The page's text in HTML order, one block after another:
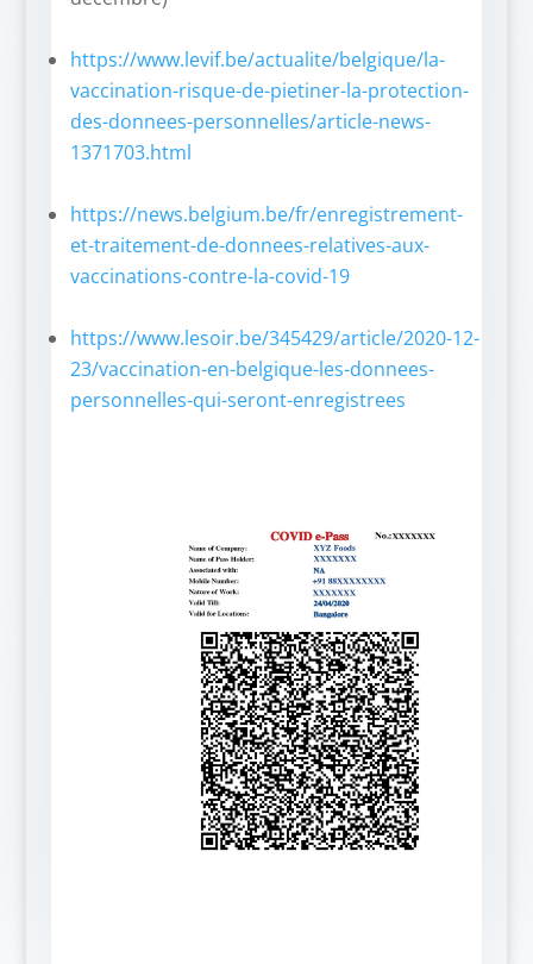
https://www.levif.be/actualite/belgique/la-
vaccination-risque-de-pietiner-la-protection-
des-donnees-personnelles/article-news-
1371703.html
https://news.belgium.be/fr/enregistrement-
et-traitement-de-donnees-relatives-aux-
vaccinations-contre-la-covid-19
https://www.lesoir.be/345429/article/2020-12-
23/vaccination-en-belgique-les-donnees-
personnelles-qui-seront-enregistrees